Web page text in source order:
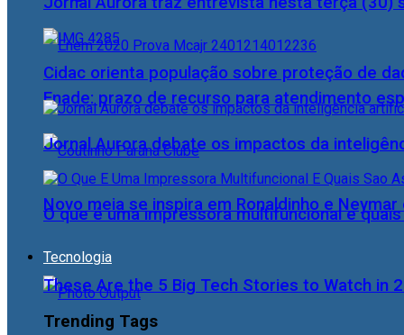
Enade: prazo de recurso para atendimento
Novo meia se inspira em Ronaldinho e
Tecnologia
Cidac orienta população sobre proteção de
Jornal Aurora debate os impactos da
O que é uma impressora multifuncional e
These Are the 5 Big Tech Stories to Watch in
Trending Tags